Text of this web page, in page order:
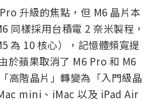
升級的焦點，但 M6 晶片本
同樣採用台積電 2 奈米製程，
為 10 核心），記憶體頻寬提
於蘋果取消了 M6 Pro 和 M6
高階晶片」轉變為「入門級晶
mini、iMac 以及 iPad Air